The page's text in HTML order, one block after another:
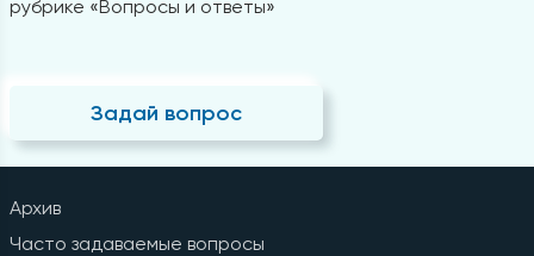
рубрике «Вопросы и ответы»
Задай вопрос
Архив
Часто задаваемые вопросы